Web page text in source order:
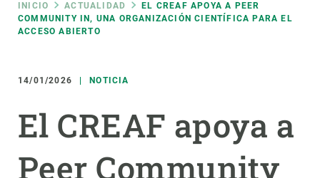
Ruta
navegación
INICIO ACTUALIDAD
EL CREAF APOYA A PEER
COMMUNITY IN, UNA ORGANIZACIÓN CIENTÍFICA PARA EL
ACCESO ABIERTO
14/01/2026 NOTICIA
El CREAF apoya a
Peer Community
RRSS
responsive
Responsive
SOBRE NOSOTROS
INVESTIGACIÓN